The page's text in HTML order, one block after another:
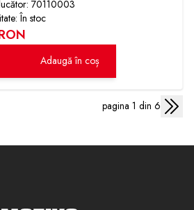
70110003
În stoc
Adaugă în coș
pagina 1 din 6